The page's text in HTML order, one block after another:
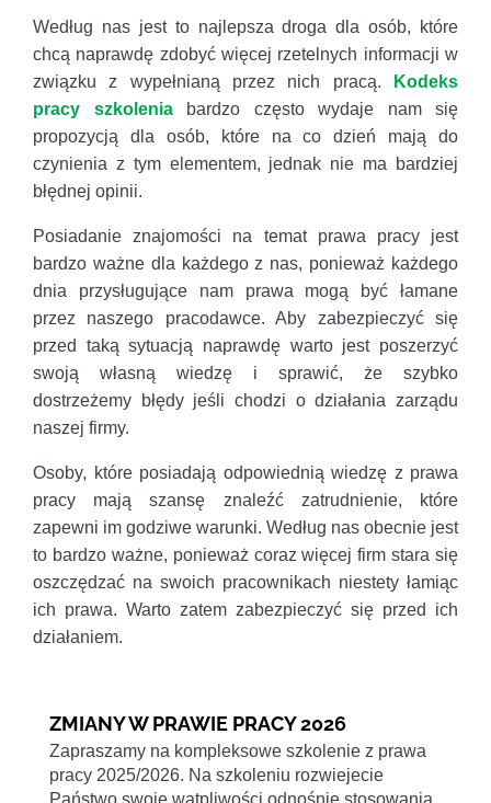
Według nas jest to najlepsza droga dla osób, które
chcą naprawdę zdobyć więcej rzetelnych informacji w
związku z wypełnianą przez nich pracą.
Kodeks
pracy szkoleniabardzo często wydaje nam się
propozycją dla osób, które na co dzień mają do
czynienia z tym elementem, jednak nie ma bardziej
błędnej opinii.
Posiadanie znajomości na temat prawa pracy jest
bardzo ważne dla każdego z nas, ponieważ każdego
dnia przysługujące nam prawa mogą być łamane
przez naszego pracodawce. Aby zabezpieczyć się
przed taką sytuacją naprawdę warto jest poszerzyć
swoją własną wiedzę i sprawić, że szybko
dostrzeżemy błędy jeśli chodzi o działania zarządu
naszej firmy.
Osoby, które posiadają odpowiednią wiedzę z prawa
pracy mają szansę znaleźć zatrudnienie, które
zapewni im godziwe warunki. Według nas obecnie jest
to bardzo ważne, ponieważ coraz więcej firm stara się
oszczędzać na swoich pracownikach niestety łamiąc
ich prawa. Warto zatem zabezpieczyć się przed ich
działaniem.
ZMIANY W PRAWIE PRACY 2026
Zapraszamy na kompleksowe szkolenie z prawa
pracy 2025/2026. Na szkoleniu rozwiejecie